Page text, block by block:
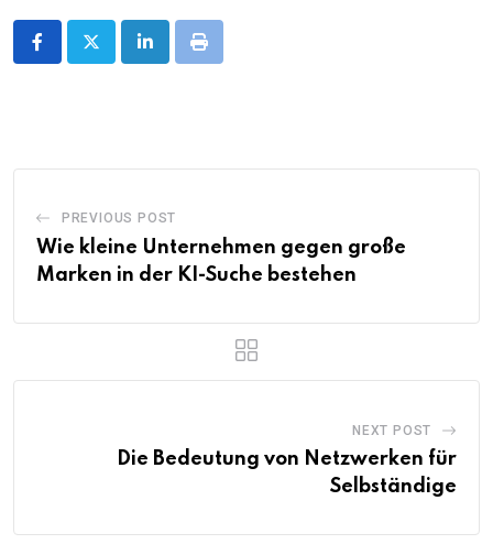
LinkedInPrint
PREVIOUS POST
Wie kleine Unternehmen gegen große
Marken in der KI-Suche bestehen
NEXT POST
Die Bedeutung von Netzwerken für
Selbständige